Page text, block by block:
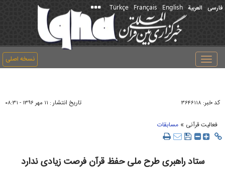
فارسی العربیة English
Français
Türkçe
نسخه اصلی
Toggle
navigation
کد خبر: ۳۶۴۶۱۱۸ تاریخ انتشار : ۱۱ مهر ۱۳۹۶ - ۰۸:۳۱
فعالیت قرآنی » مسابقات
ستاد راهبری طرح ملی حفظ قرآن فرصت زیادی ندارد